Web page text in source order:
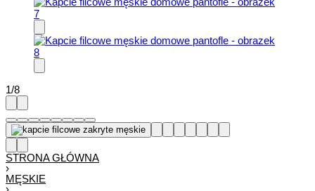
1/8
STRONA GŁÓWNA
›
MĘSKIE